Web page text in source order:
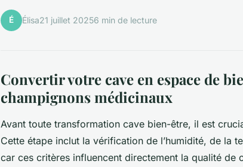
É Élisa21 juillet 20256 min de lecture
Convertir votre cave en espace de
champignons médicinaux
Avant toute transformation cave bien-être, il est
Cette étape inclut la vérification de l’humidité, de la
car ces critères influencent directement la qualité de